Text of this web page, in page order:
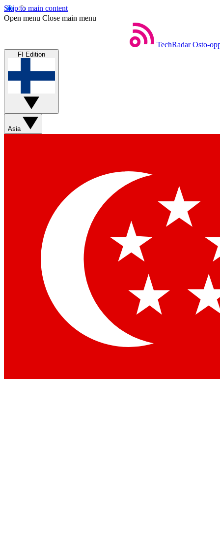
Skip to main content
Open menu Close main menu
TechRadar Osto-
FI Edition
Asia